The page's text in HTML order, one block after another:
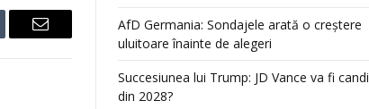
Email
AfD Germania: Sondajele arată o creștere
uluitoare înainte de alegeri
Succesiunea lui Trump: JD Vance va fi
din 2028?